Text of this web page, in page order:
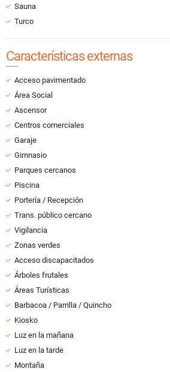
Sauna
Turco
Características externas
Acceso pavimentado
Área Social
Ascensor
Centros comerciales
Garaje
Gimnasio
Parques cercanos
Piscina
Portería / Recepción
Trans. público cercano
Vigilancia
Zonas verdes
Acceso discapacitados
Árboles frutales
Áreas Turísticas
Barbacoa / Parrilla / Quincho
Kiosko
Luz en la mañana
Luz en la tarde
Montaña